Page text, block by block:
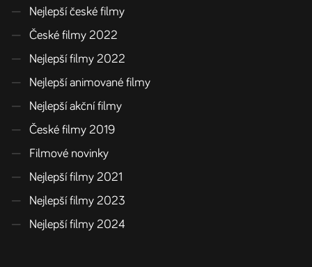
—
Nejlepší české filmy
—
České filmy 2022
—
Nejlepší filmy 2022
—
Nejlepší animované filmy
—
Nejlepší akční filmy
—
České filmy 2019
—
Filmové novinky
—
Nejlepší filmy 2021
—
Nejlepší filmy 2023
—
Nejlepší filmy 2024